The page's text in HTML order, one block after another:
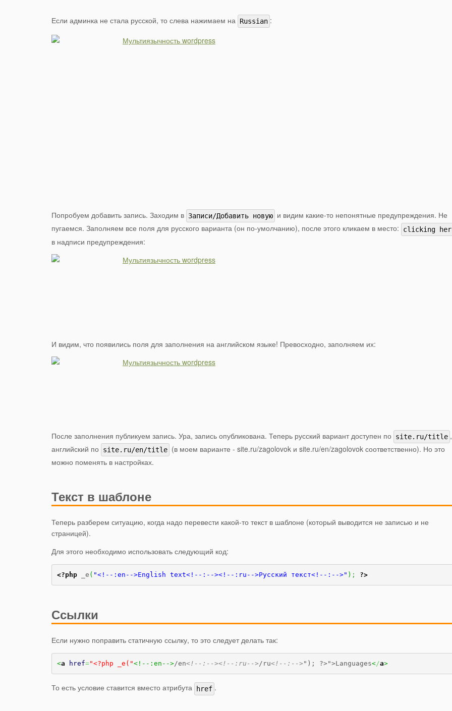
Если админка не стала русской, то слева нажимаем на Russian :
Попробуем добавить запись. Заходим в Записи/Добавить новую и видим какие-то непонятные предупреждения. Не
пугаемся. Заполняем все поля для русского варианта (он по-умолчанию), после этого кликаем в место:
clicking
в надписи предупреждения:
И видим, что появились поля для заполнения на английском языке! Превосходно, заполняем их:
После заполнения публикуем запись. Ура, запись опубликована. Теперь русский вариант доступен по site.ru/title
английский по site.ru/en/title (в моем варианте - site.ru/zagolovok и site.ru/en/zagolovok соответственно). Но это
можно поменять в настройках.
Текст в шаблоне
Теперь разберем ситуацию, когда надо перевести какой-то текст в шаблоне (который выводится не записью и не
страницей).
Для этого необходимо использовать следующий код:
<?php _e ( "<!--:en-->English text<!--:--><!--:ru-->Русский текст<!--:-->" ) ; ?>
Ссылки
Если нужно поправить статичную ссылку, то это следует делать так:
<a href="<?php _e("<!--:en-->/en<!--:--><!--:ru-->/ru<!--:--> "); ?>">Languages</a>
То есть условие ставится вместо атрибута href .